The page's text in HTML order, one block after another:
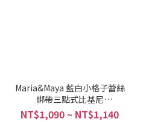
Maria&Maya 藍白小格子蕾絲
綁帶三點式比基尼
[YB191,YB192]
NT$1,090 ~ NT$1,140